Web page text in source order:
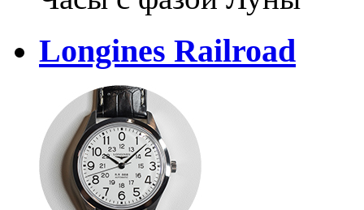
Longines Railroad